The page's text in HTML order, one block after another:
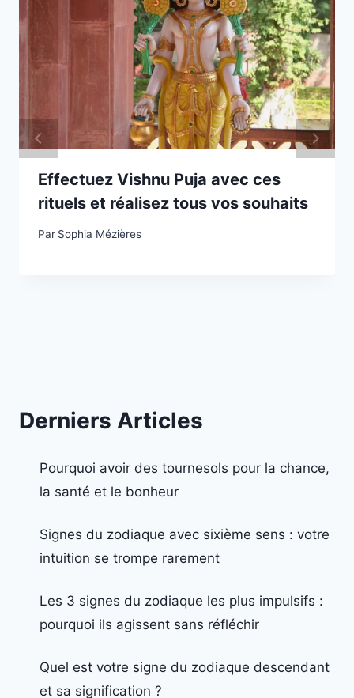
Effectuez Vishnu Puja avec ces
rituels et réalisez tous vos souhaits
Par Sophia Mézières
Derniers Articles
Pourquoi avoir des tournesols pour la chance,
la santé et le bonheur
Signes du zodiaque avec sixième sens : votre
intuition se trompe rarement
Les 3 signes du zodiaque les plus impulsifs :
pourquoi ils agissent sans réfléchir
Quel est votre signe du zodiaque descendant
et sa signification ?